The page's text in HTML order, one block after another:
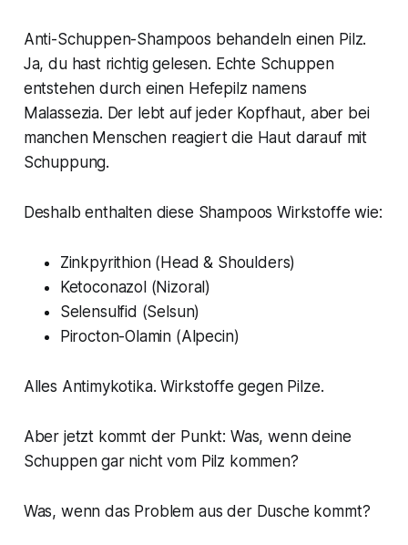
Anti-Schuppen-Shampoos behandeln einen Pilz.
Ja, du hast richtig gelesen. Echte Schuppen
entstehen durch einen Hefepilz namens
Malassezia. Der lebt auf jeder Kopfhaut, aber bei
manchen Menschen reagiert die Haut darauf mit
Schuppung.
Deshalb enthalten diese Shampoos Wirkstoffe wie:
Zinkpyrithion (Head & Shoulders)
Ketoconazol (Nizoral)
Selensulfid (Selsun)
Pirocton-Olamin (Alpecin)
Alles Antimykotika. Wirkstoffe gegen Pilze.
Aber jetzt kommt der Punkt: Was, wenn deine
Schuppen gar nicht vom Pilz kommen?
Was, wenn das Problem aus der Dusche kommt?